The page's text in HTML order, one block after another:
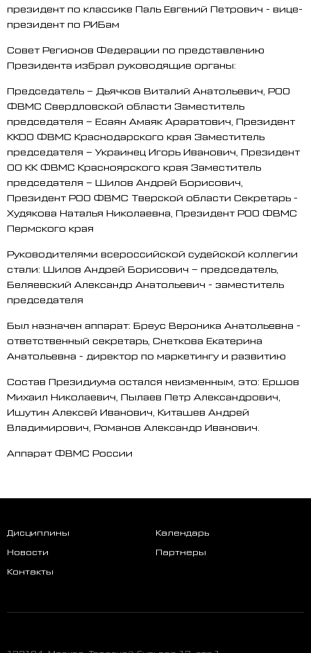
президент по классике Паль Евгений Петрович - вице-
президент по РИБам
Совет Регионов Федерации по представлению
Президента избрал руководящие органы:
Председатель – Дьячков Виталий Анатольевич, РОО
ФВМС Свердловской области Заместитель
председателя – Есаян Амаяк Араратович, Президент
ККОО ФВМС Краснодарского края Заместитель
председателя – Украинец Игорь Иванович, Президент
ОО КК ФВМС Красноярского края Заместитель
председателя – Шилов Андрей Борисович,
Президент РОО ФВМС Тверской области Секретарь -
Худякова Наталья Николаевна, Президент РОО ФВМС
Пермского края
Руководителями всероссийской судейской коллегии
стали: Шилов Андрей Борисович – председатель,
Беляевский Александр Анатольевич - заместитель
председателя
Был назначен аппарат: Бреус Вероника Анатольевна -
ответственный секретарь, Снеткова Екатерина
Анатольевна - директор по маркетингу и развитию
Состав Президиума остался неизменным, это: Ершов
Михаил Николаевич, Пылаев Петр Александрович,
Ишутин Алексей Иванович, Киташев Андрей
Владимирович, Романов Александр Иванович.
Аппарат ФВМС России
Дисциплины
Календарь
Новости
Партнеры
Контакты